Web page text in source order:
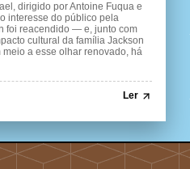
dirigido por Antoine Fuqua e
interesse do público pela
foi reacendido — e, junto com
cultural da família Jackson
meio a esse olhar renovado, há
Ler